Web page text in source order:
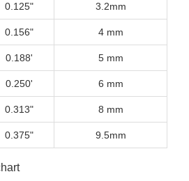
0.125" 3.2mm
0.156" 4 mm
0.188' 5 mm
0.250' 6 mm
0.313" 8 mm
0.375" 9.5mm